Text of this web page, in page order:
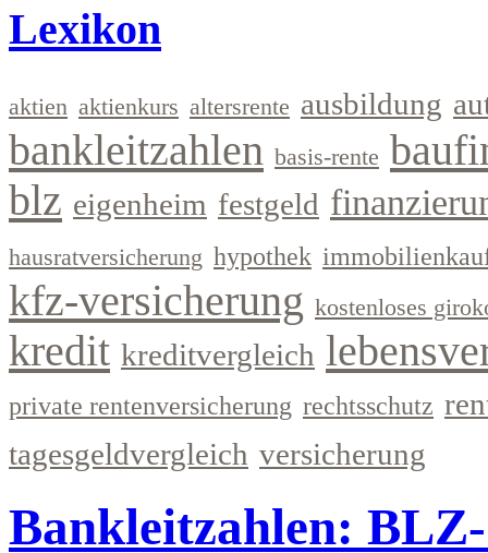
Lexikon
aktien aktienkurs altersrente ausbildung
bankleitzahlen basis-rente
blz eigenheim festgeld
hausratversicherung hypothek
kfz-versicherung kostenloses
kredit kreditvergleich
private rentenversicherung rechtsschutz
tagesgeldvergleich versicherung
Bankleitzahlen: BLZ-